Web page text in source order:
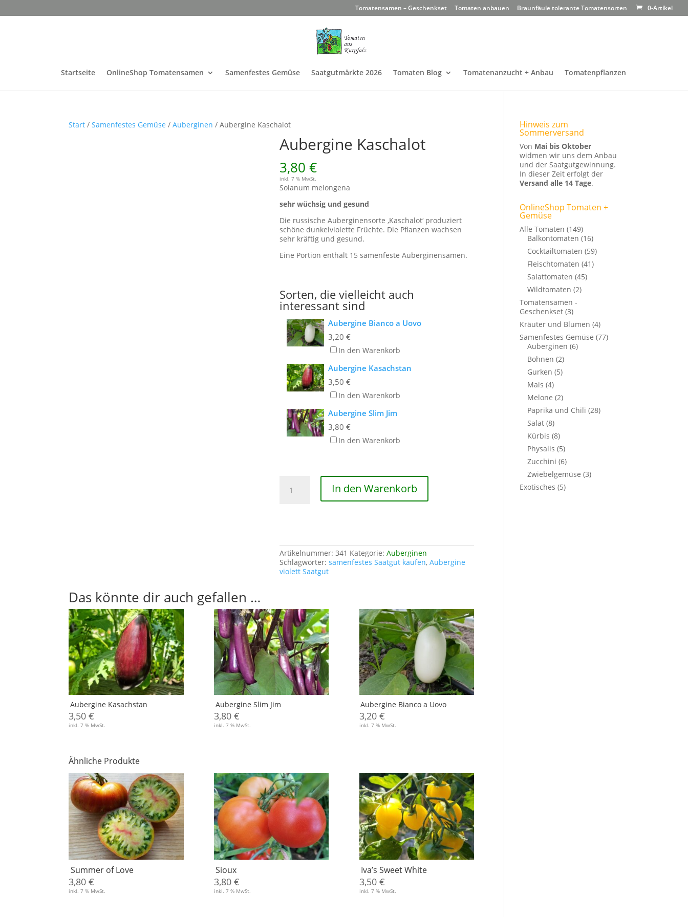
Tomatensamen – Geschenkset Tomaten anbauen Braunfäule tolerante Tomatensorten 0-Artikel
Startseite OnlineShop Tomatensamen Samenfestes Gemüse Saatgutmärkte 2026 Tomaten Blog Tomatenanzucht + Anbau Tomatenpflanzen
Start /Samenfestes Gemüse /Auberginen / Aubergine Kaschalot
Aubergine Kaschalot
3,80€
inkl. 7 % MwSt.
Solanum melongena
sehr wüchsig und gesund
Die russische Auberginensorte ‚Kaschalot‘ produziert
schöne dunkelviolette Früchte. Die Pflanzen wachsen
sehr kräftig und gesund.
Eine Portion enthält 15 samenfeste Auberginensamen.
Sorten, die vielleicht auch
interessant sind
Aubergine Bianco a Uovo
3,20€
In den Warenkorb
Aubergine Kasachstan
3,50€
In den Warenkorb
Aubergine Slim Jim
3,80€
In den Warenkorb
Kaschalot
In den Warenkorb
Artikelnummer:341 Kategorie:Auberginen
Schlagwörter:samenfestes Saatgut kaufen,Aubergine
violett Saatgut
Das könnte dir auch gefallen …
Aubergine Kasachstan
3,50€
inkl. 7 % MwSt.
Aubergine Slim Jim
3,80 €
inkl. 7 % MwSt.
Aubergine Bianco a Uovo
3,20 €
inkl. 7 % MwSt.
Ähnliche Produkte
Summer of Love
3,80€
inkl. 7 % MwSt.
Sioux
3,80 €
inkl. 7 % MwSt.
Iva’s Sweet White
3,50 €
inkl. 7 % MwSt.
Hinweis zum
Sommerversand
Von Mai bis Oktober
widmen wir uns dem Anbau
und der Saatgutgewinnung.
In dieser Zeit erfolgt der
Versand alle 14 Tage.
OnlineShop Tomaten +
Gemüse
Alle Tomaten (149)
Balkontomaten (16)
Cocktailtomaten (59)
Fleischtomaten (41)
Salattomaten (45)
Wildtomaten (2)
Tomatensamen -
Geschenkset (3)
Kräuter und Blumen (4)
Samenfestes Gemüse (77)
Auberginen (6)
Bohnen (2)
Gurken (5)
Mais (4)
Melone (2)
Paprika und Chili (28)
Salat (8)
Kürbis (8)
Physalis (5)
Zucchini (6)
Zwiebelgemüse (3)
Exotisches (5)